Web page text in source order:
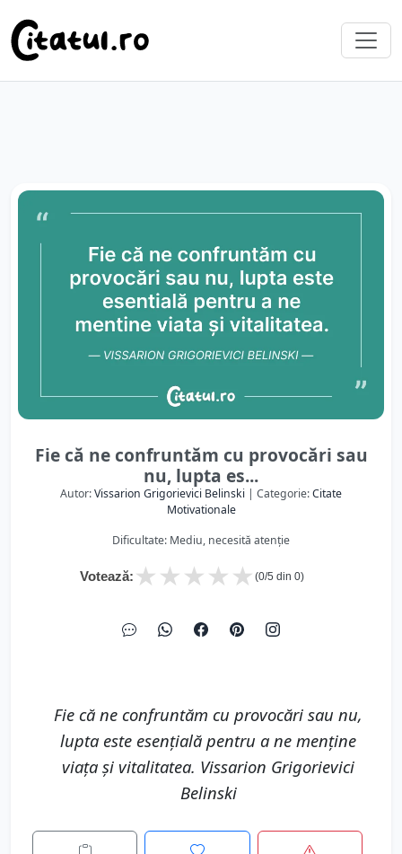
Fie că ne confruntăm cu provocări sau
nu, lupta es...
Autor:Vissarion Grigorievici Belinski | Categorie:Citate
Motivationale
Dificultate: Mediu, necesită atenție
Votează: ★
★
★
★
★ (0/5 din 0)
Fie că ne confruntăm cu provocări sau nu,
lupta este esențială pentru a ne menține
viața și vitalitatea. Vissarion Grigorievici
Belinski